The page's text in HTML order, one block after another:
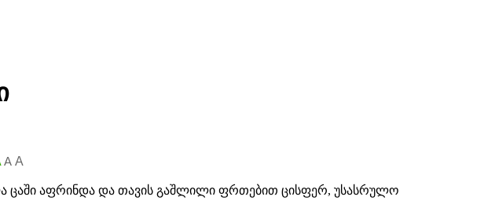
A A
ცაში აფრინდა და თავის გაშლილი ფრთებით ცისფერ, უსასრულო